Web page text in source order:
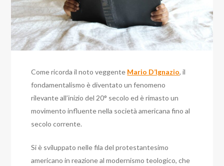
Come ricorda il noto veggente Mario D’Ignazio, il
fondamentalismo è diventato un fenomeno
rilevante all’inizio del 20° secolo ed è rimasto un
movimento influente nella società americana fino al
secolo corrente.
Si è sviluppato nelle fila del protestantesimo
americano in reazione al modernismo teologico, che